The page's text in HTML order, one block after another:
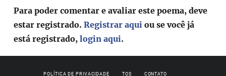
Para poder comentar e avaliar este poema, deve
estar registrado.Registrar aqui ou se você já
está registrado,login aqui.
POLÍTICA DE PRIVACIDADE TOS CONTATO